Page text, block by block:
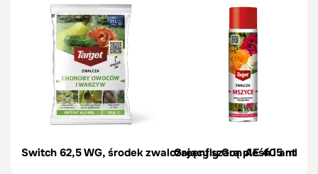
Switch 62,5 WG, środek zwalczający szarą pleśń i
Greenfly Gun AE 405 ml